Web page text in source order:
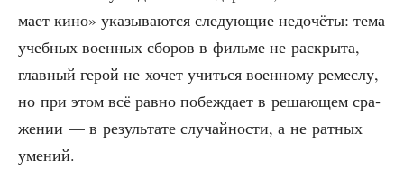
ма­ет кино» ука­зы­ва­ют­ся сле­ду­ю­щие недо­чё­ты: тема
учеб­ных воен­ных сбо­ров в филь­ме не рас­кры­та,
глав­ный герой не хочет учить­ся воен­но­му реме­с­лу,
но при этом всё рав­но побеж­да­ет в реша­ю­щем сра­
же­нии — в резуль­та­те слу­чай­но­сти, а не рат­ных
умений.